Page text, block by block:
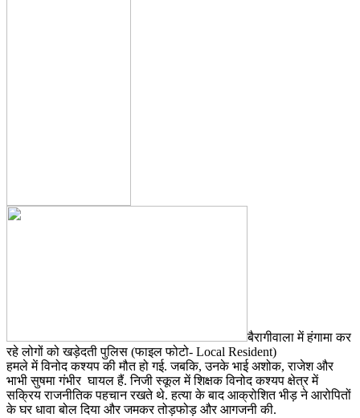
बैरागीवाला में हंगामा कर
रहे लोगों को खड़ेदती पुलिस (फाइल फोटो- Local Resident)
हमले में विनोद कश्यप की मौत हो गई. जबकि, उनके भाई अशोक, राजेश और
भाभी सुषमा गंभीर घायल हैं. निजी स्कूल में शिक्षक विनोद कश्यप क्षेत्र में
सक्रिय राजनीतिक पहचान रखते थे. हत्या के बाद आक्रोशित भीड़ ने आरोपितों
के घर धावा बोल दिया और जमकर तोड़फोड़ और आगजनी की.